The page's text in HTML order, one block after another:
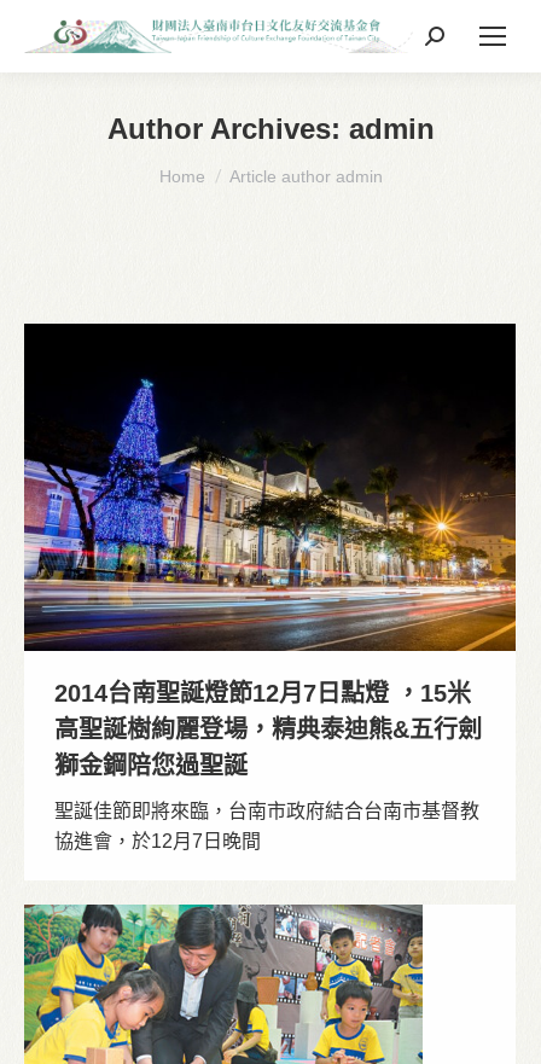
Search:
Author Archives: admin
You are here:
Home Article author admin
2014台南聖誕燈節12月7日點燈 ，15米
高聖誕樹絢麗登場，精典泰迪熊&五行劍
獅金鋼陪您過聖誕
聖誕佳節即將來臨，台南市政府結合台南市基督教
協進會，於12月7日晚間